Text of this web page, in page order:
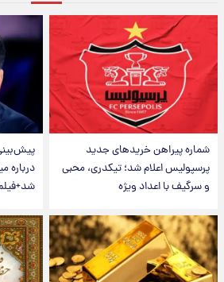
شماره پیراهن خریدهای جدید
پرسپولیس اعلام شد؛ تیکدری، محبی
و سرگیف با اعداد ویژه
درباره